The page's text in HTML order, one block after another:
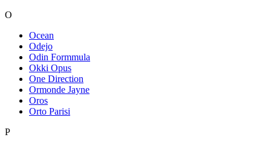
O
Ocean
Odejo
Odin Formmula
Okki Opus
One Direction
Ormonde Jayne
Oros
Orto Parisi
P